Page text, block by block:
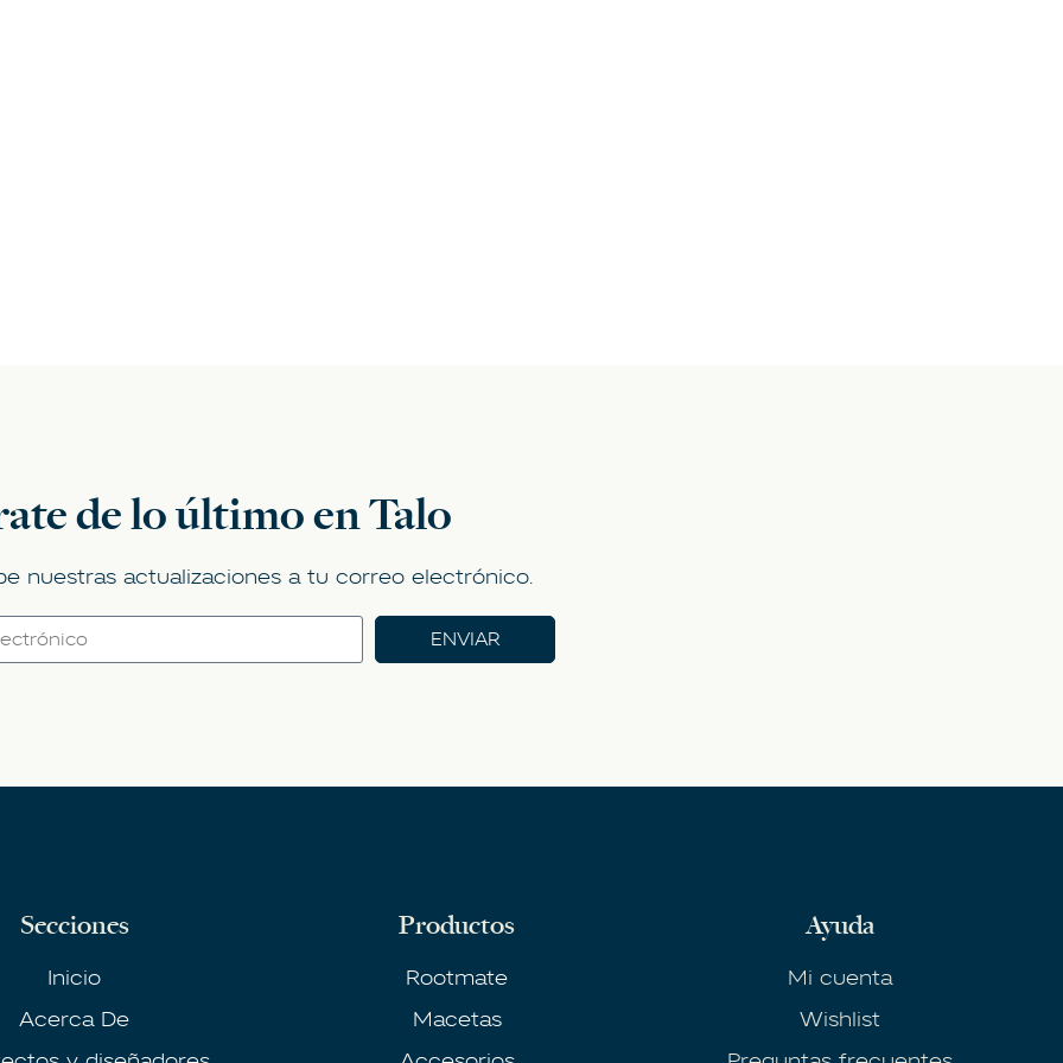
de lo último en Talo
nuestras actualizaciones a tu correo electrónico.
ENVIAR
Secciones
Inicio
Acerca De
Productos
Rootmate
Macetas
Ayuda
Mi cuenta
Wishlist